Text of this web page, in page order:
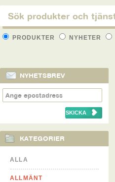
PRODUKTER NYHETER
NYHETSBREV
KATEGORIER
ALLA
ALLMÄNT